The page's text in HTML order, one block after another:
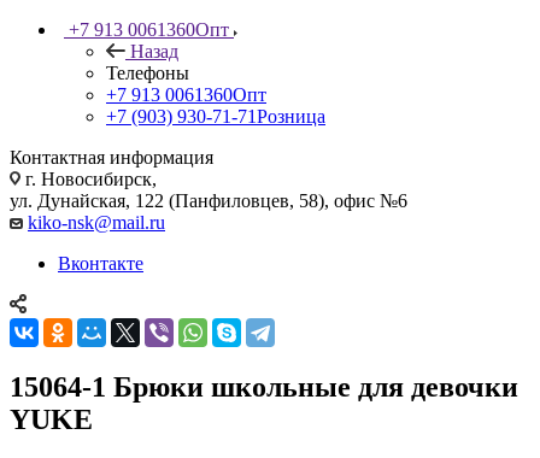
+7 913 0061360Опт
Назад
Телефоны
+7 913 0061360Опт
+7 (903) 930-71-71Розница
Контактная информация
г. Новосибирск,
ул. Дунайская, 122 (Панфиловцев, 58), офис №6
kiko-nsk@mail.ru
Вконтакте
15064-1 Брюки школьные для девочки
YUKE